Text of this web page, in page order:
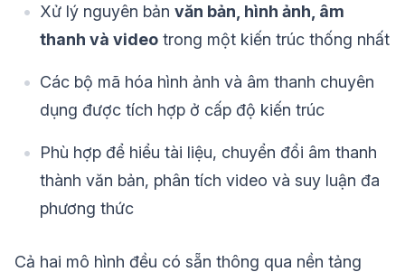
Xử lý nguyên bản văn bản, hình ảnh, âm
thanh và video trong một kiến trúc thống nhất
Các bộ mã hóa hình ảnh và âm thanh chuyên
dụng được tích hợp ở cấp độ kiến trúc
Phù hợp để hiểu tài liệu, chuyển đổi âm thanh
thành văn bản, phân tích video và suy luận đa
phương thức
Cả hai mô hình đều có sẵn thông qua nền tảng